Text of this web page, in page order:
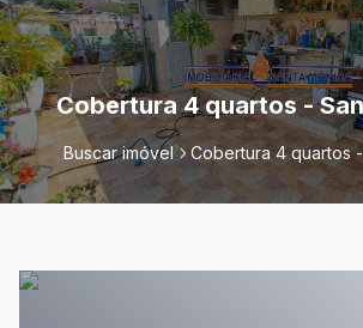
Cobertura 4 quartos -
Buscar imóvel Cobertura 4 quartos